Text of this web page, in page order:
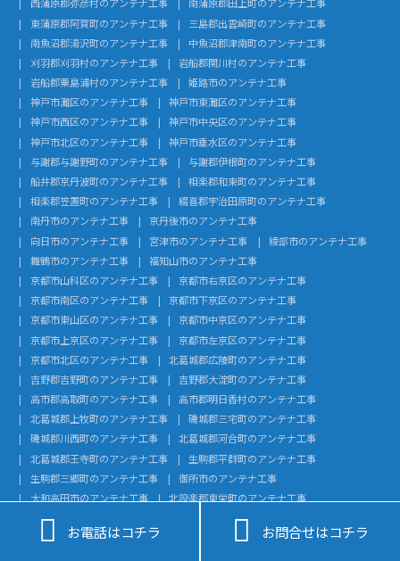
西蒲原郡弥彦村のアンテナ工事
南蒲原郡田上町のアンテナ工事
東蒲原郡阿賀町のアンテナ工事
三島郡出雲崎町のアンテナ工事
南魚沼郡湯沢町のアンテナ工事
中魚沼郡津南町のアンテナ工事
刈羽郡刈羽村のアンテナ工事
岩船郡関川村のアンテナ工事
岩船郡粟島浦村のアンテナ工事
姫路市のアンテナ工事
神戸市灘区のアンテナ工事
神戸市東灘区のアンテナ工事
神戸市西区のアンテナ工事
神戸市中央区のアンテナ工事
神戸市北区のアンテナ工事
神戸市垂水区のアンテナ工事
与謝郡与謝野町のアンテナ工事
与謝郡伊根町のアンテナ工事
船井郡京丹波町のアンテナ工事
相楽郡和束町のアンテナ工事
相楽郡笠置町のアンテナ工事
綴喜郡宇治田原町のアンテナ工事
南丹市のアンテナ工事
京丹後市のアンテナ工事
向日市のアンテナ工事
宮津市のアンテナ工事
綾部市のアンテナ工事
舞鶴市のアンテナ工事
福知山市のアンテナ工事
京都市山科区のアンテナ工事
京都市右京区のアンテナ工事
京都市南区のアンテナ工事
京都市下京区のアンテナ工事
京都市東山区のアンテナ工事
京都市中京区のアンテナ工事
京都市上京区のアンテナ工事
京都市左京区のアンテナ工事
京都市北区のアンテナ工事
北葛城郡広陵町のアンテナ工事
吉野郡吉野町のアンテナ工事
吉野郡大淀町のアンテナ工事
高市郡高取町のアンテナ工事
高市郡明日香村のアンテナ工事
北葛城郡上牧町のアンテナ工事
磯城郡三宅町のアンテナ工事
磯城郡川西町のアンテナ工事
北葛城郡河合町のアンテナ工事
北葛城郡王寺町のアンテナ工事
生駒郡平群町のアンテナ工事
生駒郡三郷町のアンテナ工事
御所市のアンテナ工事
大和高田市のアンテナ工事
北設楽郡東栄町のアンテナ工事
北設楽郡設楽町のアンテナ工事
額田郡幸田町のアンテナ工事
知多郡武豊町のアンテナ工事
知多郡美浜町のアンテナ工事
 お電話はコチラ  お問合せはコチラ